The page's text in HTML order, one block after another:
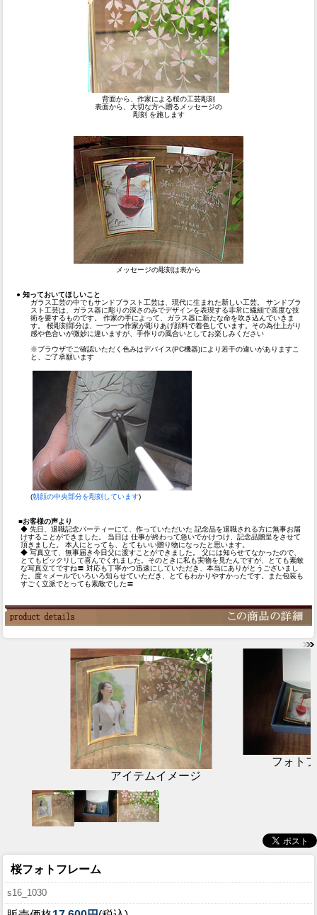
背面から、作家による桜の工芸彫刻
表面から、大切な方へ贈るメッセージの
彫刻 を施します
メッセージの彫刻は表から
● 知っておいてほしいこと
ガラス工芸の中でもサンドブラスト工芸は、現代に生まれた新しい工芸。 サンドブラ
スト工芸は、ガラス器に彫りの深さのみでデザインを表現する非常に繊細で高度な技
術を要するものです。 作家の手によって、ガラス器に新たな命を吹き込んでいきま
す。 桜彫刻部分は、一つ一つ作家が彫りあげ顔料で着色しています。その為仕上がり
感や色合いが微妙に違いますが、手作りの風合いとしてお楽しみください
※ブラウザでご確認いただく色みはデバイス(PC機器)により若干の違いがありますこ
と、ご了承願います
(朝顔の中央部分を彫刻しています)
■お客様の声より
◆ 先日、退職記念パーティーにて、作っていただいた 記念品を退職される方に無事お届
けすることができました。 当日は 仕事が終わって急いでかけつけ、記念品贈呈をさせて
頂きました。 本人にとっても、とてもいい贈り物になったと思います。
◆ 写真立て、無事届き今日父に渡すことができました。 父には知らせてなかったので、
とてもビックリして喜んでくれました。そのときに私も実物を見たんですが、とても素敵
な写真立てですね〓 対応も丁寧かつ迅速にしていただき、本当にありがとうございまし
た。度々メールでいろいろ知らせていただき、とてもわかりやすかったです。また包装も
すごく立派でとっても素敵でした〓
アイテムイメージ
フォト
桜フォトフレーム
s16_1030